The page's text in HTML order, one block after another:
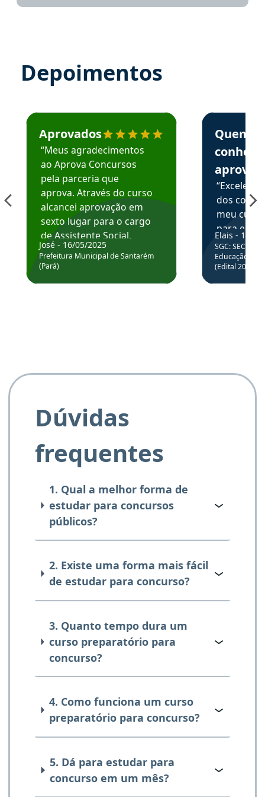
Depoimentos
Estudante José recomenda o Aprova Concursos em
Aprovados
“Meus agradecimentos
ao Aprova Concursos
pela parceria que
aprova. Através do curso
alcancei aprovação em
sexto lugar para o cargo
de Assistente Social.
Hoje estou atuando na
Prefeitura de Santarém.
José - 16/05/2025
Prefeitura Municipal de Santarém
(Pará)
Estudante
Quem
aprova
dos
meu
para
colocar
através
de
Elais - 15/
SGC: SEC BA
Educação
(Edital
Dúvidas
frequentes
1. Qual a melhor forma de
estudar para concursos
públicos?
2. Existe uma forma mais fácil
de estudar para concurso?
3. Quanto tempo dura um
curso preparatório para
concurso?
4. Como funciona um curso
preparatório para concurso?
5. Dá para estudar para
concurso em um mês?